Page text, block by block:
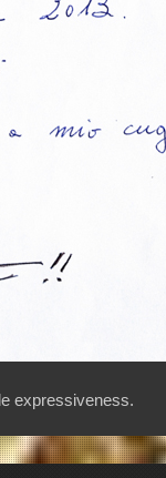
expressiveness.